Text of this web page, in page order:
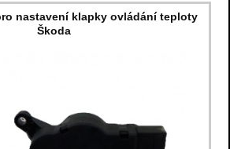
nastavení klapky ovládání teploty
Škoda